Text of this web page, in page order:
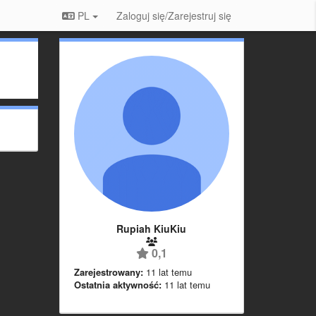
PL Zaloguj się/Zarejestruj się
Rupiah KiuKiu
0,1
Zarejestrowany: 11 lat temu
Ostatnia aktywność: 11 lat temu